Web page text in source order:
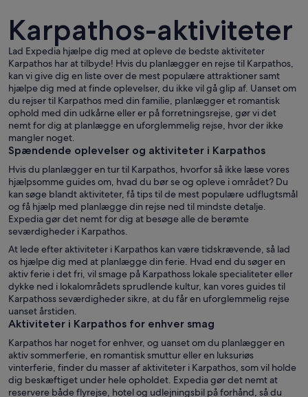
En kystby i solnedgang med
Karpathos-aktiviteter
Lad Expedia hjælpe dig med at opleve de bedste aktiviteter
Karpathos har at tilbyde! Hvis du planlægger en rejse til Karpathos,
kan vi give dig en liste over de mest populære attraktioner samt
hjælpe dig med at finde oplevelser, du ikke vil gå glip af. Uanset om
du rejser til Karpathos med din familie, planlægger et romantisk
ophold med din udkårne eller er på forretningsrejse, gør vi det
nemt for dig at planlægge en uforglemmelig rejse, hvor der ikke
mangler noget.
Spændende oplevelser og aktiviteter i Karpathos
Hvis du planlægger en tur til Karpathos, hvorfor så ikke læse vores
hjælpsomme guides om, hvad du bør se og opleve i området? Du
kan søge blandt aktiviteter, få tips til de mest populære udflugtsmål
og få hjælp med planlægge din rejse ned til mindste detalje.
Expedia gør det nemt for dig at besøge alle de berømte
seværdigheder i Karpathos.
At lede efter aktiviteter i Karpathos kan være tidskrævende, så lad
os hjælpe dig med at planlægge din ferie. Hvad end du søger en
aktiv ferie i det fri, vil smage på Karpathoss lokale specialiteter eller
dykke ned i lokalområdets sprudlende kultur, kan vores guides til
Karpathoss seværdigheder sikre, at du får en uforglemmelig rejse
uanset årstiden.
Aktiviteter i Karpathos for enhver smag
Karpathos har noget for enhver, og uanset om du planlægger en
aktiv sommerferie, en romantisk smuttur eller en luksuriøs
vinterferie, finder du masser af aktiviteter i Karpathos, som vil holde
dig beskæftiget under hele opholdet. Expedia gør det nemt at
reservere både flyrejse, hotel og udlejningsbil på forhånd, så du